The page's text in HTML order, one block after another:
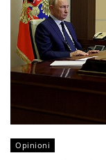
Opinioni